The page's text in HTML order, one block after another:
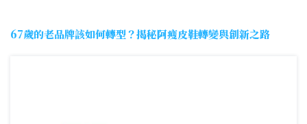
67歲的老品牌該如何轉型？揭秘阿瘦皮鞋轉變與創新之路